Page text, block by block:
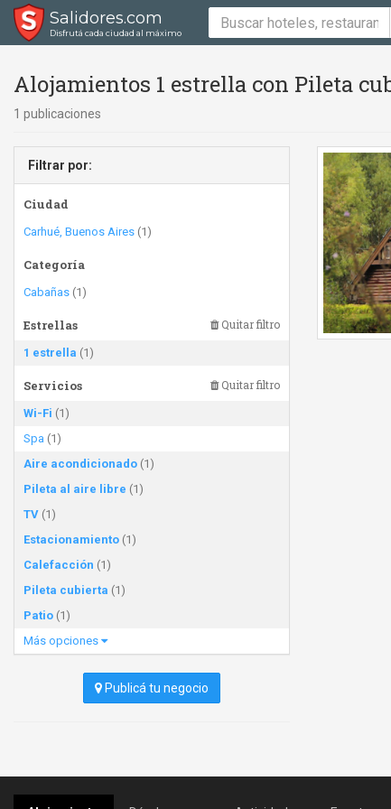
Salidores.com
Disfrutá cada ciudad al máximo
Alojamientos 1 estrella con Pileta
1 publicaciones
Filtrar por:
Ciudad
Carhué, Buenos Aires (1)
Categoría
Cabañas (1)
Estrellas Quitar filtro
1 estrella (1)
Servicios Quitar filtro
Wi-Fi (1)
Spa (1)
Aire acondicionado (1)
Pileta al aire libre (1)
TV (1)
Estacionamiento (1)
Calefacción (1)
Pileta cubierta (1)
Patio (1)
Más opciones
Publicá tu negocio